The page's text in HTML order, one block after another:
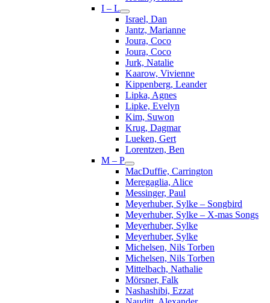
I – L
Israel, Dan
Jantz, Marianne
Joura, Coco
Joura, Coco
Jurk, Natalie
Kaarow, Vivienne
Kippenberg, Leander
Lipka, Agnes
Lipke, Evelyn
Kim, Suwon
Krug, Dagmar
Lueken, Gert
Lorentzen, Ben
M – P
MacDuffie, Carrington
Meregaglia, Alice
Messinger, Paul
Meyerhuber, Sylke – Songbird
Meyerhuber, Sylke – X-mas Songs
Meyerhuber, Sylke
Meyerhuber, Sylke
Michelsen, Nils Torben
Michelsen, Nils Torben
Mittelbach, Nathalie
Mörsner, Falk
Nashashibi, Ezzat